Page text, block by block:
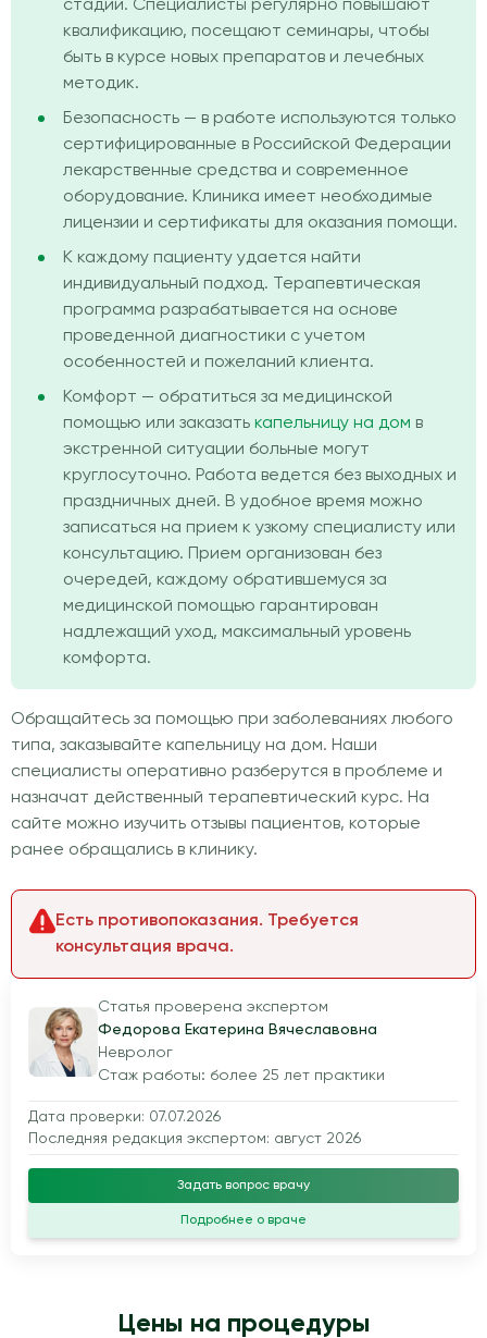
стадии. Специалисты регулярно повышают
квалификацию, посещают семинары, чтобы
быть в курсе новых препаратов и лечебных
методик.
Безопасность — в работе используются только
сертифицированные в Российской Федерации
лекарственные средства и современное
оборудование. Клиника имеет необходимые
лицензии и сертификаты для оказания помощи.
К каждому пациенту удается найти
индивидуальный подход. Терапевтическая
программа разрабатывается на основе
проведенной диагностики с учетом
особенностей и пожеланий клиента.
Комфорт — обратиться за медицинской
помощью или заказать капельницу на дом в
экстренной ситуации больные могут
круглосуточно. Работа ведется без выходных и
праздничных дней. В удобное время можно
записаться на прием к узкому специалисту или
консультацию. Прием организован без
очередей, каждому обратившемуся за
медицинской помощью гарантирован
надлежащий уход, максимальный уровень
комфорта.
Обращайтесь за помощью при заболеваниях любого
типа, заказывайте капельницу на дом. Наши
специалисты оперативно разберутся в проблеме и
назначат действенный терапевтический курс. На
сайте можно изучить отзывы пациентов, которые
ранее обращались в клинику.
Статья проверена экспертом
Федорова Екатерина Вячеславовна
Невролог
Стаж работы: более 25 лет практики
Дата проверки: 07.07.2026
Последняя редакция экспертом: август 2026
Задать вопрос врачу
Подробнее о враче
Есть противопоказания. Требуется
консультация врача.
Цены на процедуры